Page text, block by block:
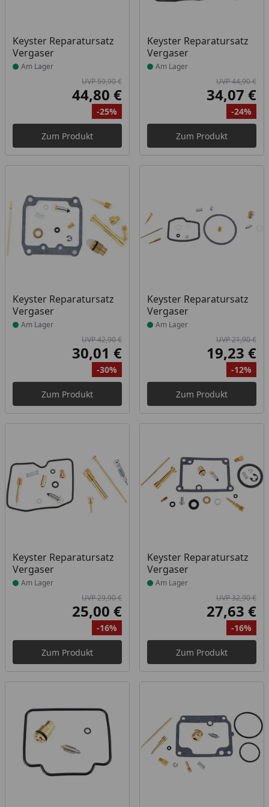
Keyster Reparatursatz
Vergaser
Produkt am Lager
Am Lager
Ursprünglicher Preis
UVP 59,90 €
Aktueller Preis
44,80 €
Rabatt
-25%
Zum Produkt
Keyster Reparatursatz
Vergaser
Produkt am Lager
Am Lager
UVP 44,90 €
34,07 €
-24%
Zum Produkt
Keyster Reparatursatz
Vergaser
Produkt am Lager
Am Lager
Ursprünglicher Preis
UVP 42,90 €
Aktueller Preis
30,01 €
Rabatt
-30%
Zum Produkt
Keyster Reparatursatz
Vergaser
Produkt am Lager
Am Lager
UVP 21,90 €
19,23 €
-12%
Zum Produkt
Keyster Reparatursatz
Vergaser
Produkt am Lager
Am Lager
Ursprünglicher Preis
UVP 29,90 €
Aktueller Preis
25,00 €
Rabatt
-16%
Zum Produkt
Keyster Reparatursatz
Vergaser
Produkt am Lager
Am Lager
UVP 32,90 €
27,63 €
-16%
Zum Produkt